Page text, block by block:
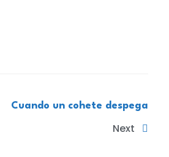
Cuando un cohete despega
Next